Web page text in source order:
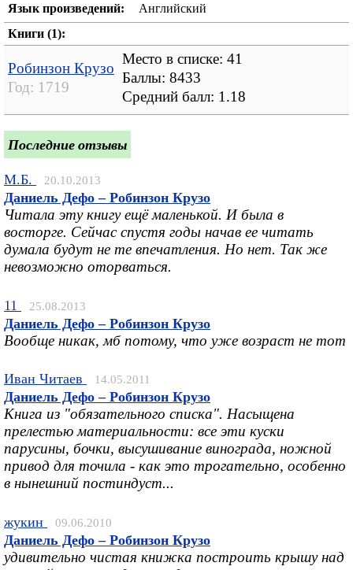
Язык произведений:
Английский
Книги (1):
Робинзон Крузо
Год: 1719
Место в списке: 41
Баллы: 8433
Средний балл: 1.18
Последние отзывы
М.Б. 20.10.2013
Даниель Дефо – Робинзон Крузо
Читала эту книгу ещё маленькой. И была в
восторге. Сейчас спустя годы начав ее читать
думала будут не те впечатления. Но нет. Так же
невозможно оторваться.
11 25.08.2013
Даниель Дефо – Робинзон Крузо
Вообще никак, мб потому, что уже возраст не тот
Иван Читаев 14.05.2011
Даниель Дефо – Робинзон Крузо
Книга из "обязательного списка". Насыщена
прелестью материальности: все эти куски
парусины, бочки, высушивание винограда, ножной
привод для точила - как это трогательно, особенно
в нынешний постиндуст...
жукин 09.06.2010
Даниель Дефо – Робинзон Крузо
удивительно чистая книжка построить крышу над